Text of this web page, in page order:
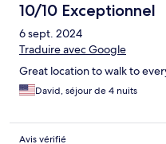
10/10 Exceptionnel
6 sept. 2024
Traduire avec Google
Great location to walk to
David, séjour de 4 nuits
Avis vérifié